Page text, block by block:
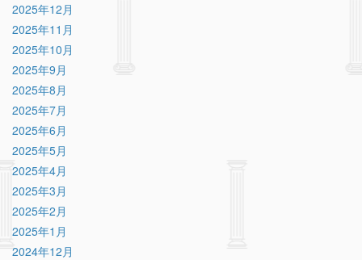
2025年12月
2025年11月
2025年10月
2025年9月
2025年8月
2025年7月
2025年6月
2025年5月
2025年4月
2025年3月
2025年2月
2025年1月
2024年12月